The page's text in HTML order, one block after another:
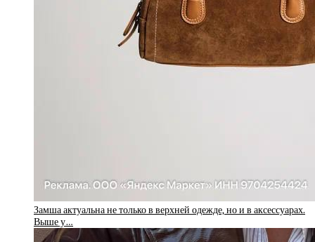
Замша актуальна не только в верхней одежде, но и в аксессуарах.
Выше у…